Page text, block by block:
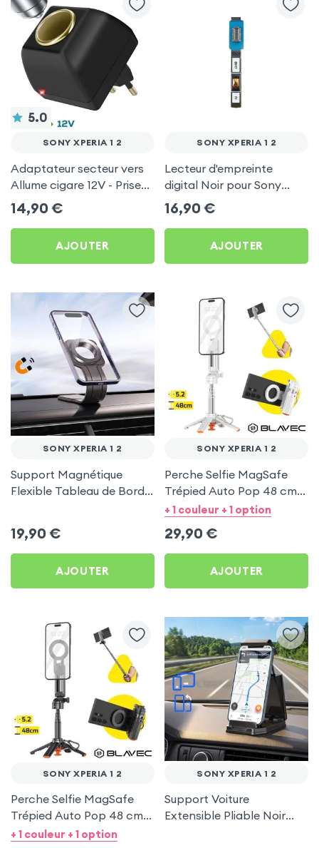
5.0
SONY XPERIA 1 2
Adaptateur secteur vers
Allume cigare 12V - Prise
220V Noir
14,90 €
AJOUTER
SONY XPERIA 1 2
Lecteur d'empreinte
digital Noir pour Sony
Xperia 1 2
16,90 €
AJOUTER
SONY XPERIA 1 2
Support Magnétique
Flexible Tableau de Bord
19,90 €
AJOUTER
SONY XPERIA 1 2
Perche Selfie MagSafe
Trépied Auto Pop 48 cm
Blanc pour Sony Xperia 1
+ 1 couleur + 1 option
29,90 €
AJOUTER
SONY XPERIA 1 2
Perche Selfie MagSafe
Trépied Auto Pop 48 cm
Noir pour Sony Xperia 1 2
+ 1 couleur + 1 option
SONY XPERIA 1 2
Support Voiture
Extensible Pliable Noir